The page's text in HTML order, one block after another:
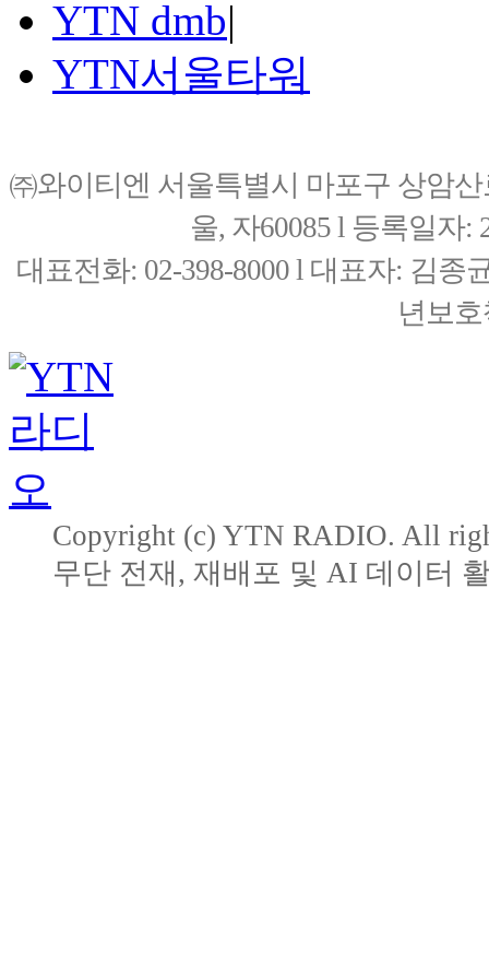
YTN dmb|
YTN서울타워
㈜와이티엔 서울특별시 마포구 상암
울, 자60085 l 등록일자:
대표전화: 02-398-8000 l 대표자: 김종
년보
Copyright (c) YTN RADIO. All
무단 전재, 재배포 및 AI 데이터